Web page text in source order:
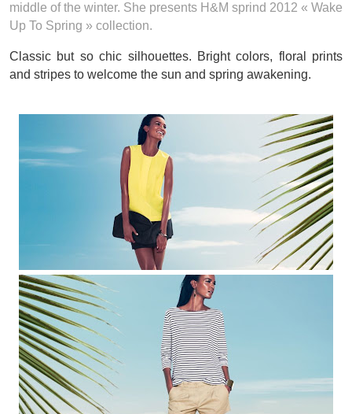
middle of the winter. She presents H&M sprind 2012 « Wake
Up To Spring » collection.
Classic but so chic silhouettes. Bright colors, floral prints
and stripes to welcome the sun and spring awakening.